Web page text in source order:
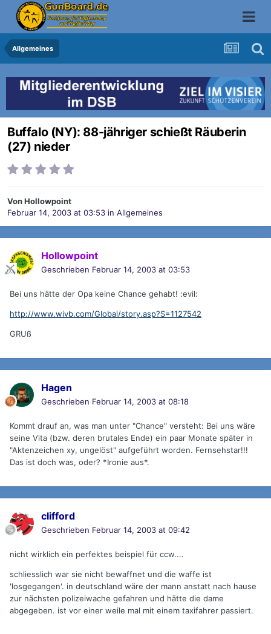
Allgemeines
Buffalo (NY): 88-jähriger schießt Räuberin
(27) nieder
VonHollowpoint
Februar 14, 2003 at 03:53 in Allgemeines
Hollowpoint
Geschrieben Februar 14, 2003 at 03:53
Bei uns hätte der Opa keine Chance gehabt! :evil:
http://www.wivb.com/Global/story.asp?S=1127542
GRUß
Hagen
Geschrieben Februar 14, 2003 at 08:18
Kommt drauf an, was man unter "Chance" versteht: Bei uns wäre
seine Vita (bzw. deren brutales Ende) ein paar Monate später in
"Aktenzeichen xy, ungelöst" aufgeführt worden. Fernsehstar!!!
Das ist doch was, oder? *Ironie aus*.
clifford
Geschrieben Februar 14, 2003 at 09:42
nicht wirklich ein perfektes beispiel für ccw....
schliesslich war sie nicht bewaffnet und die waffe ist
'losgegangen'. in deutschland wäre der mann anstatt nach hause
zur nächsten polizeiwache gefahren und hätte die dame
abgegeben. ist vor einer weile mal mit einem taxifahrer passiert.